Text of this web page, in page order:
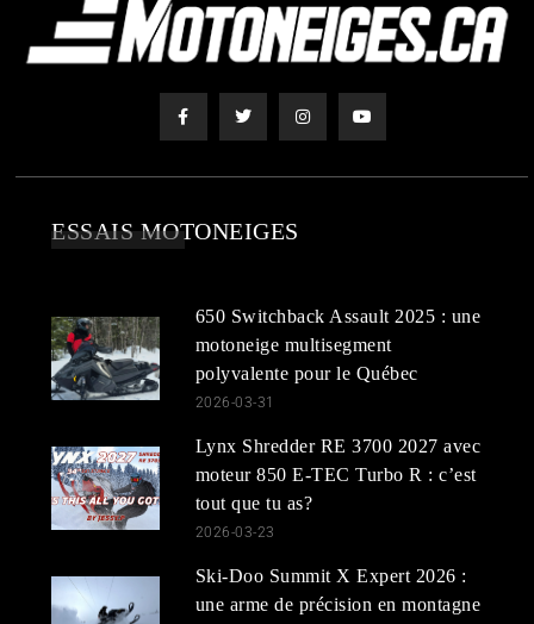
ESSAIS MOTONEIGES
650 Switchback Assault 2025 : une
motoneige multisegment
polyvalente pour le Québec
2026-03-31
Lynx Shredder RE 3700 2027 avec
moteur 850 E-TEC Turbo R : c’est
tout que tu as?
2026-03-23
Ski-Doo Summit X Expert 2026 :
une arme de précision en montagne